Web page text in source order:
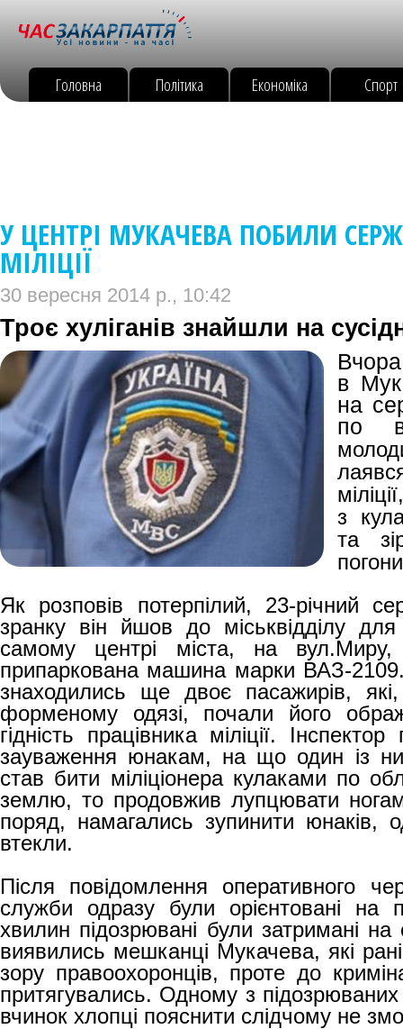
Головна Політика Економіка Спорт
У ЦЕНТРІ МУКАЧЕВА ПОБИЛИ
МІЛІЦІЇ
30 вересня 2014 р., 10:42
Троє хуліганів знайшли на
в
на
по
з
та
Як розповів потерпілий, 23-річний
зранку він йшов до міськвідділу
самому центрі міста, на
припаркована машина марки ВАЗ-2109.
знаходились ще двоє пасажирів,
форменому одязі, почали його
гідність працівника міліції.
зауваження юнакам, на що один із
став бити міліціонера кулаками по
землю, то продовжив лупцювати
поряд, намагались зупинити юнаків,
втекли.
Після повідомлення оперативного
служби одразу були орієнтовані на
хвилин підозрювані були затримані на
виявились мешканці Мукачева, які
зору правоохоронців, проте до
притягувались. Одному з
вчинок хлопці пояснити слідчому не